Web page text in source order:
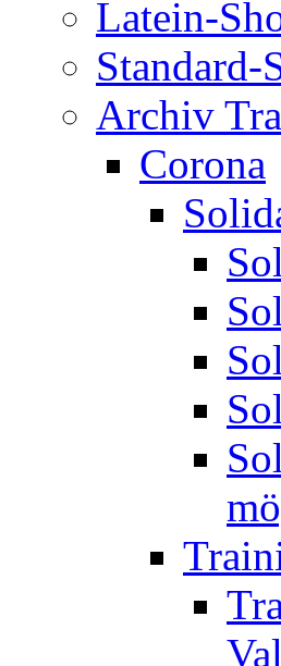
Corona